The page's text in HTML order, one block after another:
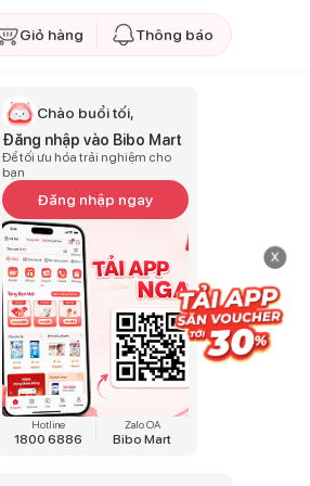
Giỏ hàng Thông báo
Chào buổi tối,
Đăng nhập vào Bibo Mart
Để tối ưu hóa trải nghiệm cho
bạn
Đăng nhập ngay
Hotline
1800 6886
Zalo OA
Bibo Mart
x